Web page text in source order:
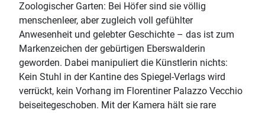
Zoologischer Garten: Bei Höfer sind sie völlig
menschenleer, aber zugleich voll gefühlter
Anwesenheit und gelebter Geschichte – das ist zum
Markenzeichen der gebürtigen Eberswalderin
geworden. Dabei manipuliert die Künstlerin nichts:
Kein Stuhl in der Kantine des Spiegel-Verlags wird
verrückt, kein Vorhang im Florentiner Palazzo Vecchio
beiseitegeschoben. Mit der Kamera hält sie rare